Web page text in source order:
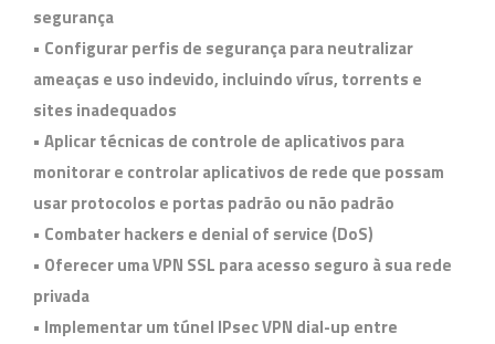
segurança
• Configurar perfis de segurança para neutralizar
ameaças e uso indevido, incluindo vírus, torrents e
sites inadequados
• Aplicar técnicas de controle de aplicativos para
monitorar e controlar aplicativos de rede que possam
usar protocolos e portas padrão ou não padrão
• Combater hackers e denial of service (DoS)
• Oferecer uma VPN SSL para acesso seguro à sua rede
privada
• Implementar um túnel IPsec VPN dial-up entre